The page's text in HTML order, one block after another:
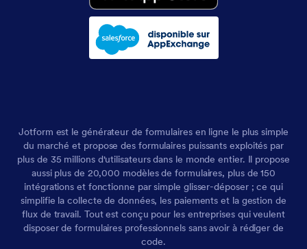
Jotform est le générateur de formulaires en ligne le plus simple
du marché et propose des formulaires puissants exploités par
plus de 35 millions d'utilisateurs dans le monde entier. Il propose
aussi plus de 20,000 modèles de formulaires, plus de 150
intégrations et fonctionne par simple glisser-déposer ; ce qui
simplifie la collecte de données, les paiements et la gestion de
flux de travail. Tout est conçu pour les entreprises qui veulent
disposer de formulaires professionnels sans avoir à rédiger de
code.